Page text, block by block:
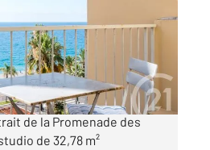
à vendre
€
Situé au sixième étage d'une
de la Promenade des
de 32,78 m²